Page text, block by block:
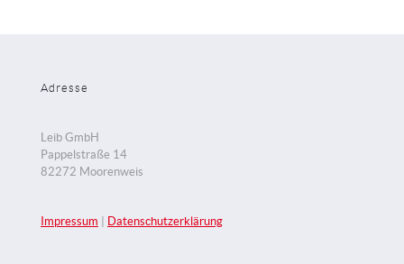
Adresse
Leib GmbH
Pappelstraße 14
82272 Moorenweis
Impressum Datenschutzerklärung